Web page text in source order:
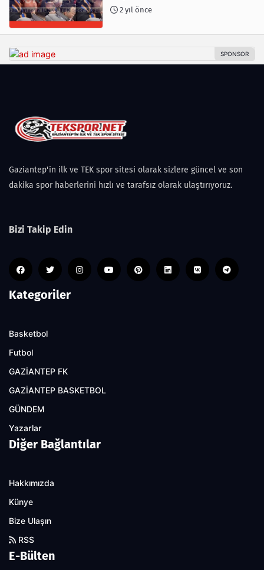
2 yıl önce
Gaziantep'in ilk ve TEK spor sitesi olarak sizlere güncel ve son
dakika spor haberlerini hızlı ve tarafsız olarak ulaştırıyoruz.
Bizi Takip Edin
Kategoriler
Basketbol
Futbol
GAZİANTEP FK
GAZİANTEP BASKETBOL
GÜNDEM
Yazarlar
Diğer Bağlantılar
Hakkımızda
Künye
Bize Ulaşın
RSS
E-Bülten